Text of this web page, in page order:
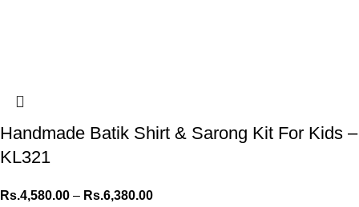
Handmade Batik Shirt & Sarong Kit For Kids –
KL321
Rs.4,580.00 – Rs.6,380.00